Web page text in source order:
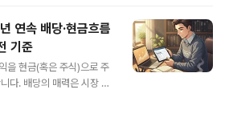
. ■ 한눈에 보는 핵심 요약
부터 시작하고, 소액 적립
안전합니다.ETF·국채·적
같은 기초 자산을 조합해
세요.자동이체와 분할매수,
전 투자 5대 카테고리와
연속 배당·현금흐름
기준
을 현금(혹은 주식)으로 주
다. 배당의 매력은 시장 변
)만 보고 접근하면 함정이